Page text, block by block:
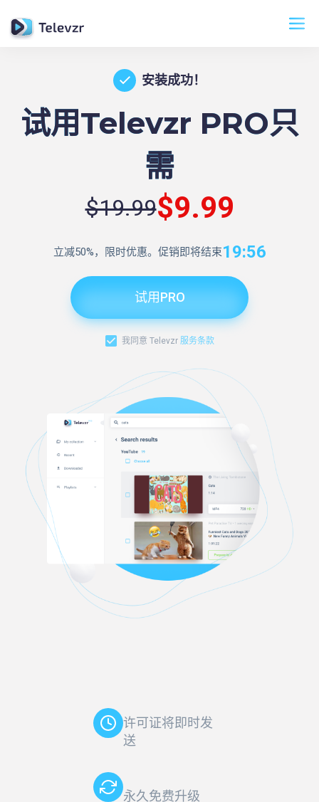
安装成功！
试用Televzr PRO只
需
$19.99$9.99
立减50%，限时优惠。促销即将结束19:56
试用PRO
我同意 Televzr 服务条款
许可证将即时发
送
永久免费升级